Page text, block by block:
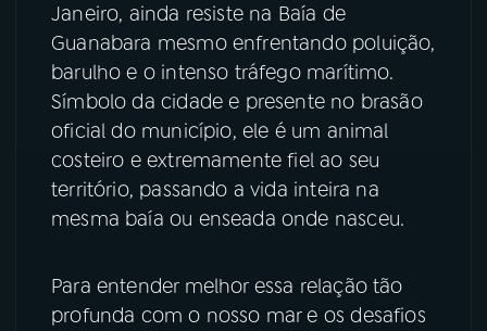
ÚLTIMAS
08FESTIVAL DE MÚSICA
ACOMPANHE A RÁDIO NACIONAL
Janeiro, ainda resiste na Baía de
Guanabara mesmo enfrentando poluição,
barulho e o intenso tráfego marítimo.
Símbolo da cidade e presente no brasão
oficial do município, ele é um animal
costeiro e extremamente fiel ao seu
território, passando a vida inteira na
mesma baía ou enseada onde nasceu.
Para entender melhor essa relação tão
profunda com o nosso mar e os desafios